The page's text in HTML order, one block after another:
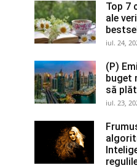
Top 7
ale
iul. 24,
(P)
buget
să
iul. 23,